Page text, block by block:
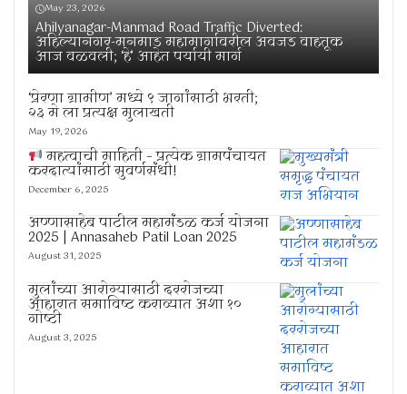
May 23, 2026
Ahilyanagar-Manmad Road Traffic Diverted:
अहिल्यानगर-मनमाड महामार्गावरील अवजड वाहतूक
आज वळवली; ‘हे’ आहेत पर्यायी मार्ग
‘प्रेरणा ग्रामीण’ मध्ये ९ जागांसाठी भरती;
२३ मे ला प्रत्यक्ष मुलाखती
May 19, 2026
महत्वाची माहिती – प्रत्येक ग्रामपंचायत
करदात्यांसाठी सुवर्णसंधी!
December 6, 2025
अण्णासाहेब पाटील महामंडळ कर्ज योजना
2025 | Annasaheb Patil Loan 2025
August 31, 2025
मुलांच्या आरोग्यासाठी दररोजच्या
आहारात समाविष्ट कराव्यात अशा १०
गोष्टी
August 3, 2025